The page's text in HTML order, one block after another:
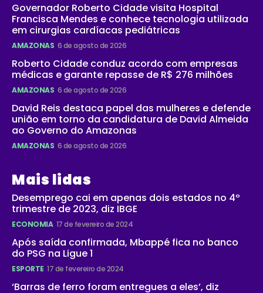
Governador Roberto Cidade visita Hospital
Francisca Mendes e conhece tecnologia utilizada
em cirurgias cardíacas pediátricas
AMAZONAS 6 de agosto de 2026
Roberto Cidade conduz acordo com empresas
médicas e garante repasse de R$ 276 milhões
AMAZONAS 6 de agosto de 2026
David Reis destaca papel das mulheres e defende
união em torno da candidatura de David Almeida
ao Governo do Amazonas
AMAZONAS 6 de agosto de 2026
Mais lidas
Desemprego cai em apenas dois estados no 4º
trimestre de 2023, diz IBGE
ECONOMIA 17 de fevereiro de 2024
Após saída confirmada, Mbappé fica no banco
do PSG na Ligue 1
ESPORTE 17 de fevereiro de 2024
‘Barras de ferro foram entregues a eles’, diz